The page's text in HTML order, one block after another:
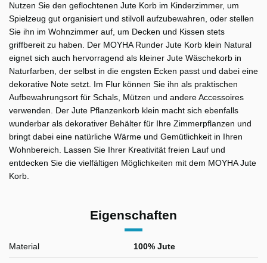
Nutzen Sie den geflochtenen Jute Korb im Kinderzimmer, um
Spielzeug gut organisiert und stilvoll aufzubewahren, oder stellen
Sie ihn im Wohnzimmer auf, um Decken und Kissen stets
griffbereit zu haben. Der MOYHA Runder Jute Korb klein Natural
eignet sich auch hervorragend als kleiner Jute Wäschekorb in
Naturfarben, der selbst in die engsten Ecken passt und dabei eine
dekorative Note setzt. Im Flur können Sie ihn als praktischen
Aufbewahrungsort für Schals, Mützen und andere Accessoires
verwenden. Der Jute Pflanzenkorb klein macht sich ebenfalls
wunderbar als dekorativer Behälter für Ihre Zimmerpflanzen und
bringt dabei eine natürliche Wärme und Gemütlichkeit in Ihren
Wohnbereich. Lassen Sie Ihrer Kreativität freien Lauf und
entdecken Sie die vielfältigen Möglichkeiten mit dem MOYHA Jute
Korb.
Eigenschaften
Material 100% Jute